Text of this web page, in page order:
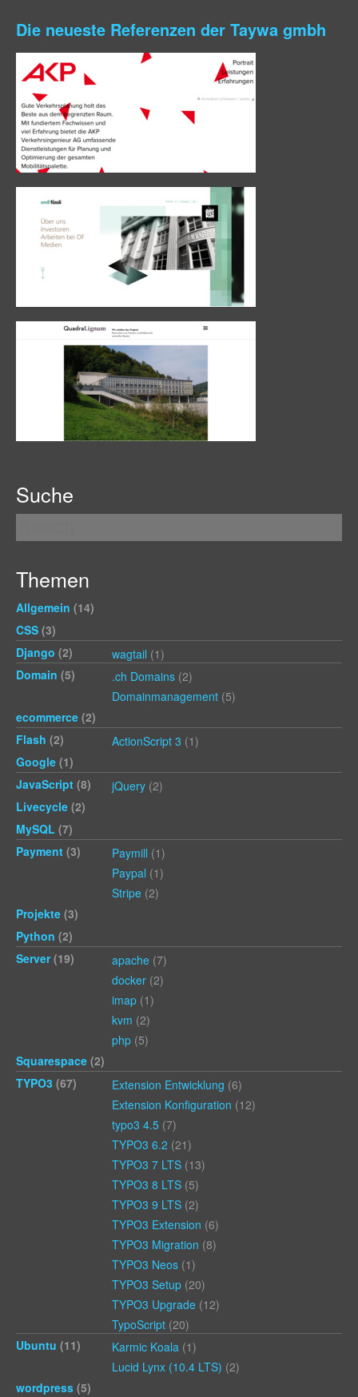
Suche
Themen
Allgemein (14)
CSS (3)
Django (2) wagtail (1)
Domain (5) .ch Domains (2)
Domainmanagement (5)
ecommerce (2)
Flash (2) ActionScript 3 (1)
Google (1)
JavaScript (8) jQuery (2)
Livecycle (2)
MySQL (7)
Payment (3) Paymill (1)
Paypal (1)
Stripe (2)
Projekte (3)
Python (2)
Server(19) apache (7)
docker (2)
imap (1)
kvm (2)
php (5)
Squarespace (2)
TYPO3 (67) Extension Entwicklung (6)
Extension Konfiguration (12)
typo3 4.5 (7)
TYPO3 6.2 (21)
TYPO3 7 LTS (13)
TYPO3 8 LTS (5)
TYPO3 9 LTS (2)
TYPO3 Extension (6)
TYPO3 Migration (8)
TYPO3 Neos (1)
TYPO3 Setup (20)
TYPO3 Upgrade (12)
TypoScript (20)
Ubuntu (11) Karmic Koala (1)
Lucid Lynx (10.4 LTS) (2)
wordpress (5)